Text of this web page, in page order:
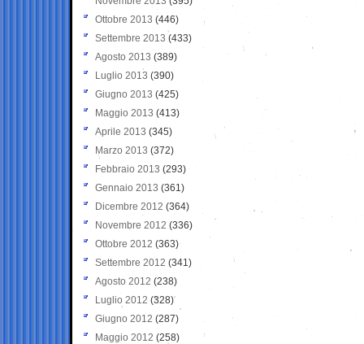
Ottobre 2013 (446)
Settembre 2013 (433)
Agosto 2013 (389)
Luglio 2013 (390)
Giugno 2013 (425)
Maggio 2013 (413)
Aprile 2013 (345)
Marzo 2013 (372)
Febbraio 2013 (293)
Gennaio 2013 (361)
Dicembre 2012 (364)
Novembre 2012 (336)
Ottobre 2012 (363)
Settembre 2012 (341)
Agosto 2012 (238)
Luglio 2012 (328)
Giugno 2012 (287)
Maggio 2012 (258)